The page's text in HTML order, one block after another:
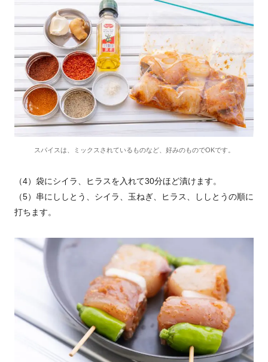
スパイスは、ミックスされているものなど、好みのものでOKです。
（4）袋にシイラ、ヒラスを入れて30分ほど漬けます。
（5）串にししとう、シイラ、玉ねぎ、ヒラス、ししとうの順に
打ちます。